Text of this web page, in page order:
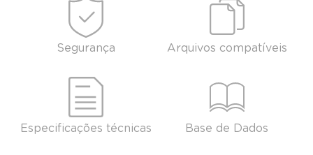
Segurança Arquivos compatíveis
Especificações técnicas Base de Dados